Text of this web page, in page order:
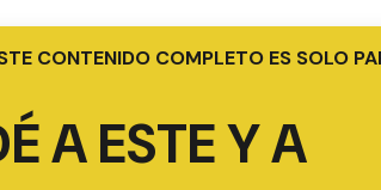
CONTENIDO COMPLETO ES SOLO
A ESTE Y A